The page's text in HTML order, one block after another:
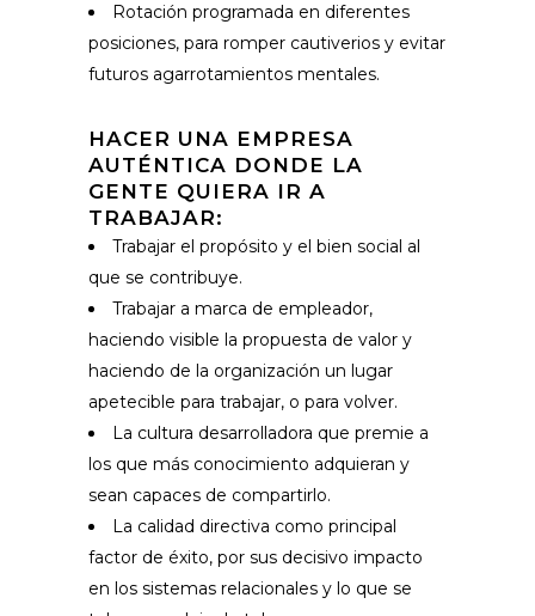
Rotación programada en diferentes
posiciones, para romper cautiverios y evitar
futuros agarrotamientos mentales.
HACER UNA EMPRESA
AUTÉNTICA DONDE LA
GENTE QUIERA IR A
TRABAJAR:
Trabajar el propósito y el bien social al
que se contribuye.
Trabajar a marca de empleador,
haciendo visible la propuesta de valor y
haciendo de la organización un lugar
apetecible para trabajar, o para volver.
La cultura desarrolladora que premie a
los que más conocimiento adquieran y
sean capaces de compartirlo.
La calidad directiva como principal
factor de éxito, por sus decisivo impacto
en los sistemas relacionales y lo que se